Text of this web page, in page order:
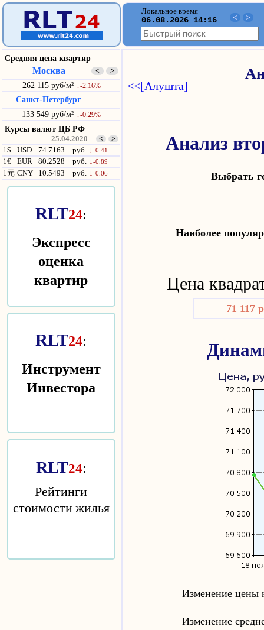
Локальное время
06.08.2026 14:16 < >
Средняя цена квартир
Москва < >
262 115 руб/м² ↓-2.16%
Санкт-Петербург
133 549 руб/м² ↓-0.29%
Курсы валют ЦБ РФ
25.04.2020 < >
1$ USD 74.7163 руб. ↓-0.41
1€ EUR 80.2528 руб. ↓-0.89
1元 CNY 10.5493 руб. ↓-0.06
RLT24:
Экспресс
оценка
квартир
RLT24:
Инструмент
Инвестора
RLT24:
Рейтинги
стоимости жилья
<<[Алушта]
Анализ
Выбрать
Наиболее
Цена
71 117
Изменение цены
Изменение